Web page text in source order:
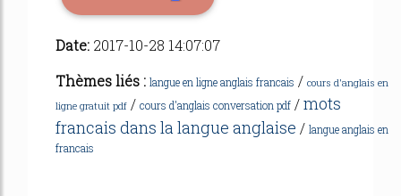
Date: 2017-10-28 14:07:07
Thèmes liés : langue en ligne anglais francais / cours d'anglais en
ligne gratuit pdf / cours d'anglais conversation pdf /mots
francais dans la langue anglaise / langue anglais en
francais